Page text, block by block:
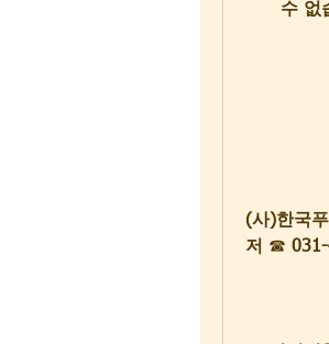
수 없
(사)한국
저 ☎